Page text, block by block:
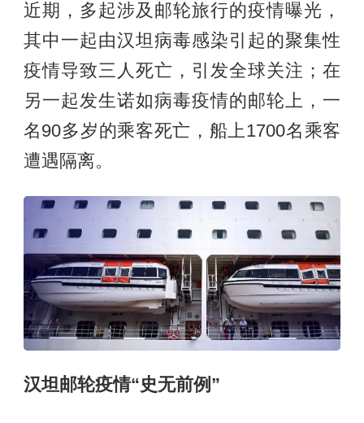
近期，多起涉及邮轮旅行的疫情曝光，
其中一起由汉坦病毒感染引起的聚集性
疫情导致三人死亡，引发全球关注；在
另一起发生诺如病毒疫情的邮轮上，一
名90多岁的乘客死亡，船上1700名乘客
遭遇隔离。
汉坦邮轮疫情“史无前例”